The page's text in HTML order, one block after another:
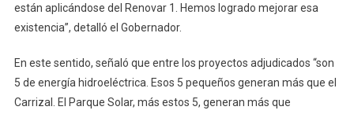
están aplicándose del Renovar 1. Hemos logrado mejorar esa
existencia”, detalló el Gobernador.
En este sentido, señaló que entre los proyectos adjudicados “son
5 de energía hidroeléctrica. Esos 5 pequeños generan más que el
Carrizal. El Parque Solar, más estos 5, generan más que